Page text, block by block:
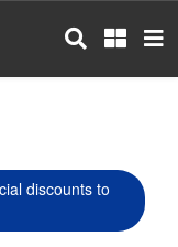
discounts to